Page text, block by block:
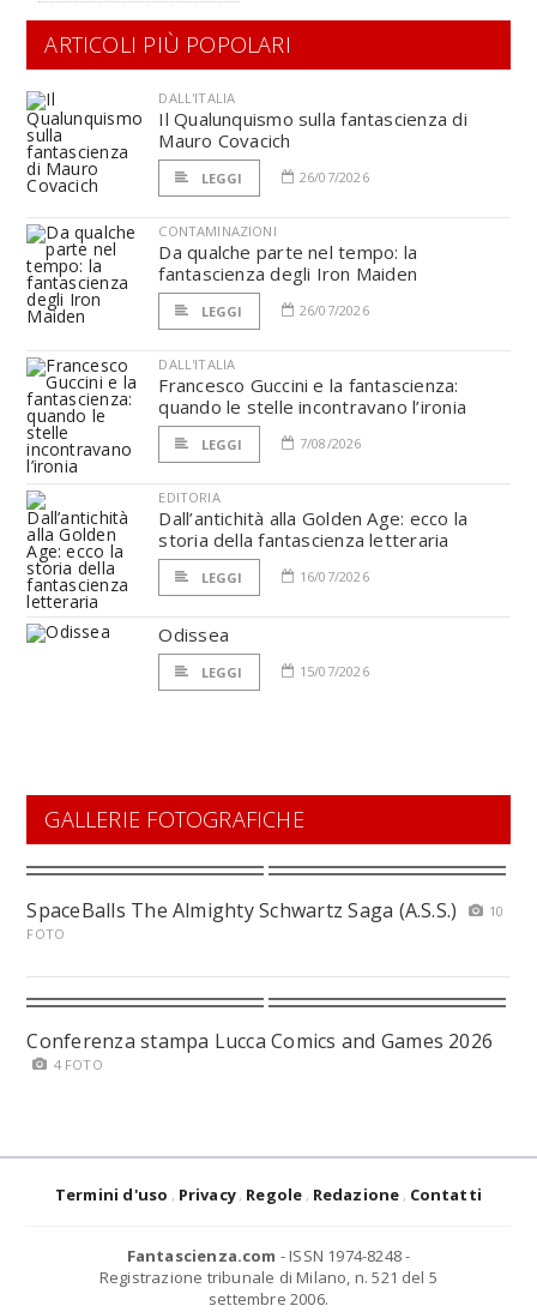
ARTICOLI PIÙ POPOLARI
DALL'ITALIA
Il Qualunquismo sulla fantascienza di
Mauro Covacich
LEGGI 26/07/2026
CONTAMINAZIONI
Da qualche parte nel tempo: la
fantascienza degli Iron Maiden
LEGGI 26/07/2026
DALL'ITALIA
Francesco Guccini e la fantascienza:
quando le stelle incontravano l’ironia
LEGGI 7/08/2026
EDITORIA
Dall’antichità alla Golden Age: ecco la
storia della fantascienza letteraria
LEGGI 16/07/2026
Odissea
LEGGI 15/07/2026
GALLERIE FOTOGRAFICHE
SpaceBalls The Almighty Schwartz Saga (A.S.S.)
10
FOTO
Conferenza stampa Lucca Comics and Games 2026
4 FOTO
Termini d'uso Privacy Regole Redazione Contatti
Fantascienza.com - ISSN 1974-8248 -
Registrazione tribunale di Milano, n. 521 del 5
settembre 2006.